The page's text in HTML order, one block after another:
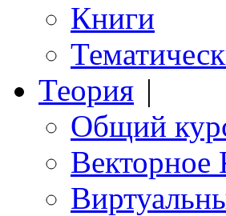
Книги
Теория |
Общий
Векторное